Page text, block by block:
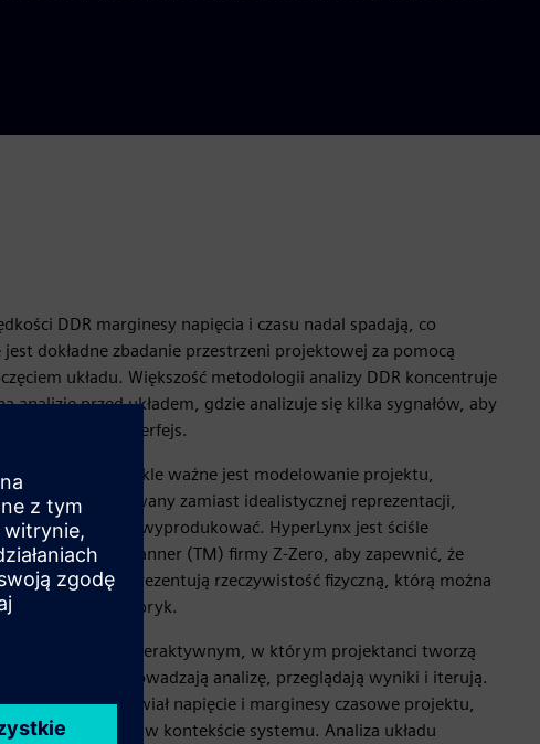
DDR marginesy napięcia i czasu nadal spadają, co
dokładne zbadanie przestrzeni projektowej za pomocą
układu. Większość metodologii analizy DDR koncentruje
analizie przed układem, gdzie analizuje się kilka sygnałów, aby
działać pełny interfejs.
układu niezwykle ważne jest modelowanie projektu,
zbudowany zamiast idealistycznej reprezentacji,
ułożyć ani wyprodukować. HyperLynx jest ściśle
Z-Planner (TM) firmy Z-Zero, aby zapewnić, że
projektu reprezentują rzeczywistość fizyczną, którą można
dostawcy fabryk.
jest procesem interaktywnym, w którym projektanci tworzą
układu, przeprowadzają analizę, przeglądają wyniki i iterują.
analizy przedstawiał napięcie i marginesy czasowe projektu,
mierzone w kontekście systemu. Analiza układu